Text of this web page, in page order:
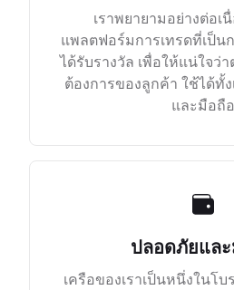
เราพยายามอย่างต่อเ
แพลตฟอร์มการเทรดที่เป็น
ได้รับรางวัล เพื่อให้แน่ใจว่
ต้องการของลูกค้า ใช้ได้ทั้
และมือถือ
ปลอดภัยแล
เครือของเราเป็นหนึ่งในโบ